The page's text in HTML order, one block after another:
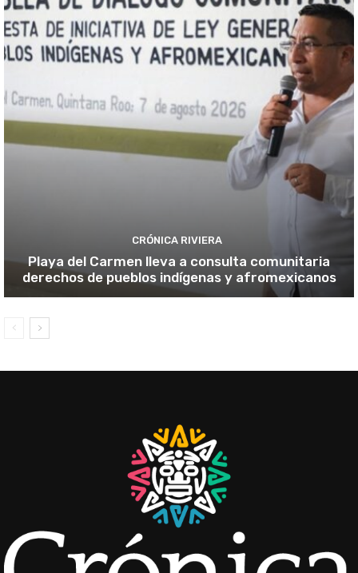
CRÓNICA RIVIERA
Playa del Carmen lleva a consulta comunitaria
derechos de pueblos indígenas y afromexicanos